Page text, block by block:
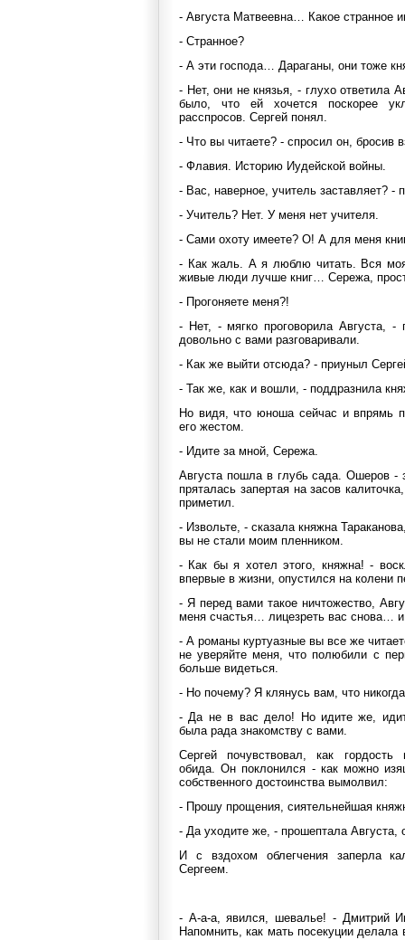
- Августа Матвеевна… Какое странное
- Странное?
- А эти господа… Дараганы, они тоже
- Нет, они не князья, - глухо ответила
было, что ей хочется поскорее
расспросов. Сергей понял.
- Что вы читаете? - спросил он, бросив
- Флавия. Историю Иудейской войны.
- Вас, наверное, учитель заставляет? -
- Учитель? Нет. У меня нет учителя.
- Сами охоту имеете? О! А для меня
- Как жаль. А я люблю читать. Вся
живые люди лучше книг… Сережа,
- Прогоняете меня?!
- Нет, - мягко проговорила Августа,
довольно с вами разговаривали.
- Как же выйти отсюда? - приуныл
- Так же, как и вошли, - поддразнила
Но видя, что юноша сейчас и впрямь
его жестом.
- Идите за мной, Сережа.
Августа пошла в глубь сада. Ошеров -
пряталась запертая на засов
приметил.
- Извольте, - сказала княжна
вы не стали моим пленником.
- Как бы я хотел этого, княжна! -
впервые в жизни, опустился на колени
- Я перед вами такое ничтожество,
меня счастья… лицезреть вас снова…
- А романы куртуазные вы все же
не уверяйте меня, что полюбили с
больше видеться.
- Но почему? Я клянусь вам, что
- Да не в вас дело! Но идите же,
была рада знакомству с вами.
Сергей почувствовал, как
обида. Он поклонился - как можно
собственного достоинства вымолвил:
- Прошу прощения, сиятельнейшая
- Да уходите же, - прошептала Августа,
И с вздохом облегчения заперла
Сергеем.
- А-а-а, явился, шевалье! - Дмитрий
Напомнить, как мать посекуции